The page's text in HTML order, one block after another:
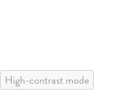
High-contrast mode